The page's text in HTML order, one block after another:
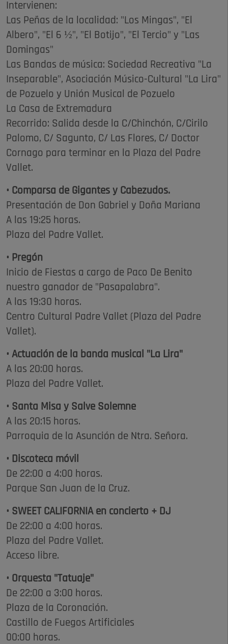
Intervienen:
Las Peñas de la localidad: "Los Mingas", "El
Albero", "El 6 ½", "El Botijo", "El Tercio" y "Las
Domingas"
Las Bandas de música: Sociedad Recreativa "La
Inseparable", Asociación Músico-Cultural "La Lira"
de Pozuelo y Unión Musical de Pozuelo
La Casa de Extremadura
Recorrido: Salida desde la C/Chinchón, C/Cirilo
Palomo, C/ Sagunto, C/ Las Flores, C/ Doctor
Cornago para terminar en la Plaza del Padre
Vallet.
• Comparsa de Gigantes y Cabezudos.
Presentación de Don Gabriel y Doña Mariana
A las 19:25 horas.
Plaza del Padre Vallet.
• Pregón
Inicio de Fiestas a cargo de Paco De Benito
nuestro ganador de "Pasapalabra".
A las 19:30 horas.
Centro Cultural Padre Vallet (Plaza del Padre
Vallet).
• Actuación de la banda musical "La Lira"
A las 20:00 horas.
Plaza del Padre Vallet.
• Santa Misa y Salve Solemne
A las 20:15 horas.
Parroquia de la Asunción de Ntra. Señora.
• Discoteca móvil
De 22:00 a 4:00 horas.
Parque San Juan de la Cruz.
• SWEET CALIFORNIA en concierto + DJ
De 22:00 a 4:00 horas.
Plaza del Padre Vallet.
Acceso libre.
• Orquesta "Tatuaje"
De 22:00 a 3:00 horas.
Plaza de la Coronación.
Castillo de Fuegos Artificiales
00:00 horas.